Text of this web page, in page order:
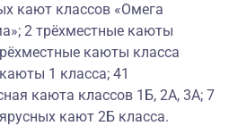
кают классов «Омега
2 трёхместные каюты
каюты класса
1 класса; 41
каюта классов 1Б, 2А, 3А; 7
кают 2Б класса.